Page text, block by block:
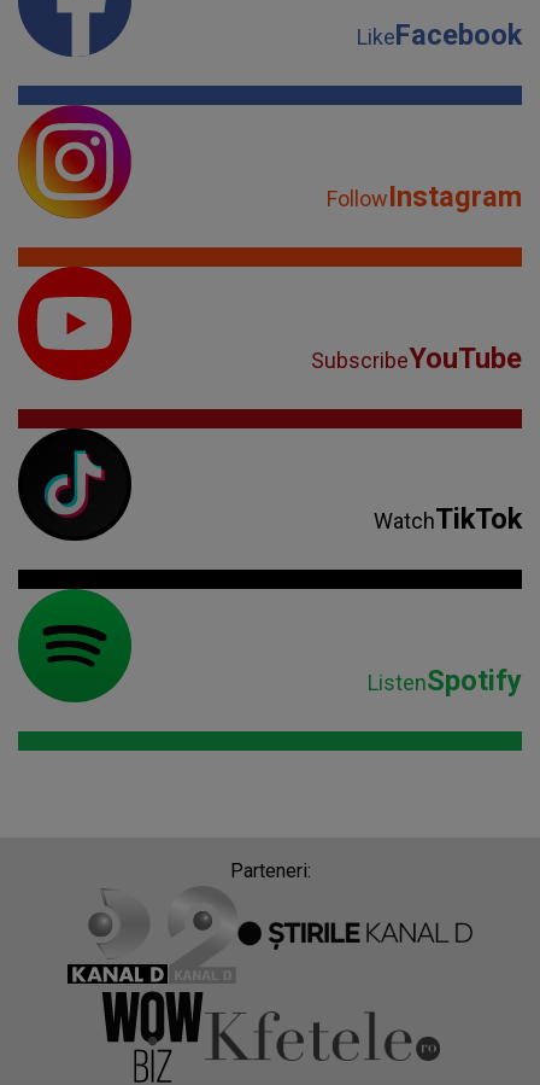
LikeFacebook
FollowInstagram
SubscribeYouTube
WatchTikTok
ListenSpotify
Parteneri: